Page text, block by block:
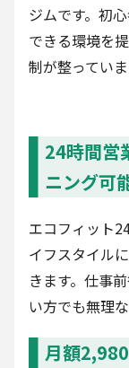
ジムです。初
できる環境を
制が整っていま
24時間営
ニング可
エコフィット
イフスタイル
きます。仕事
い方でも無理
月額